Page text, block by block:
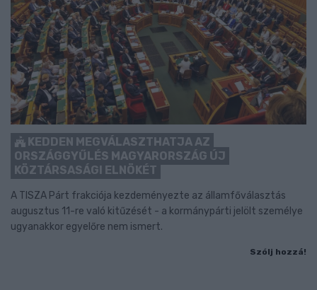
KEDDEN MEGVÁLASZTHATJA AZ
ORSZÁGGYŰLÉS MAGYARORSZÁG ÚJ
KÖZTÁRSASÁGI ELNÖKÉT
A TISZA Párt frakciója kezdeményezte az államfőválasztás
augusztus 11-re való kitűzését - a kormánypárti jelölt személye
ugyanakkor egyelőre nem ismert.
Szólj hozzá!